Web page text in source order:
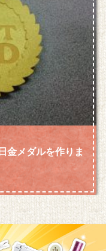
金メダルを作りま